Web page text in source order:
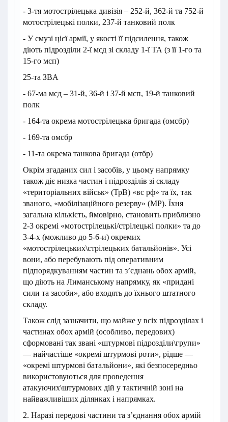
- 3-тя мотострілецька дивізія – 252-й, 362-й та 752-й
мотострілецькі полки, 237-й танковий полк
- У смузі цієї армії, у якості її підсилення, також
діють підрозділи 2-ї мсд зі складу 1-ї ТА (з її 1-го та
15-го мсп)
25-та ЗВA
- 67-ма мсд – 31-й, 36-й і 37-й мсп, 19-й танковий
полк
- 164-та окрема мотострілецька бригада (омсбр)
- 169-та омсбр
- 11-та окрема танкова бригада (отбр)
Окрім згаданих сил і засобів, у цьому напрямку
також діє низка частин і підрозділів зі складу
«територіальних військ» (ТрВ) «вс рф» та їх, так
званого, «мобілізаційного резерву» (МР). Їхня
загальна кількість, ймовірно, становить приблизно
2-3 окремі «мотострілецькі/стрілецькі полки» та до
3-4-х (можливо до 5-6-и) окремих
«мотострілецьких\стрілецьких батальйонів». Усі
вони, або перебувають під оперативним
підпорядкуванням частин та з’єднань обох армій,
що діють на Лиманському напрямку, як «придані
сили та засоби», або входять до їхнього штатного
складу.
Також слід зазначити, що майже у всіх підрозділах і
частинах обох армій (особливо, передових)
сформовані так звані «штурмові підрозділи\групи»
— найчастіше «окремі штурмові роти», рідше —
«окремі штурмові батальйони», які безпосередньо
використовуються для проведення
атакуючих\штурмових дій у тактичній зоні на
найважливіших ділянках і напрямках.
2. Наразі передові частини та з’єднання обох армій